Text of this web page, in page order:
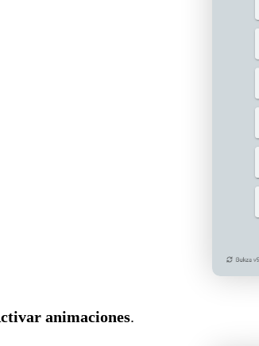
animaciones.